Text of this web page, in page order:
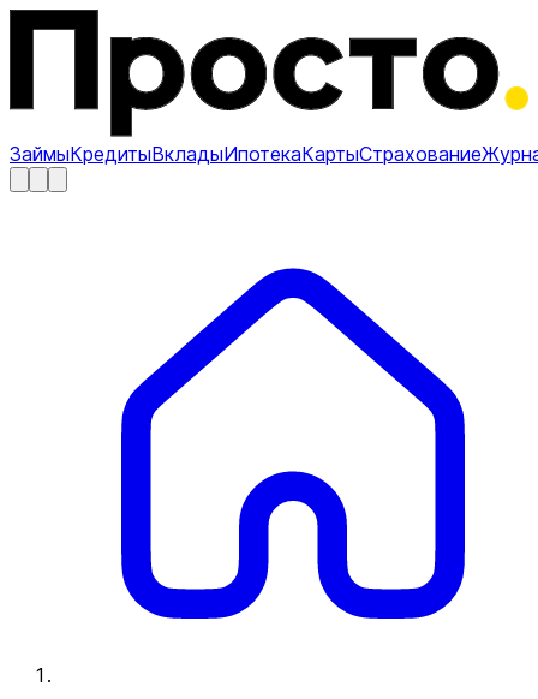
ЗаймыКредитыВкладыИпотекаКартыСтрахование